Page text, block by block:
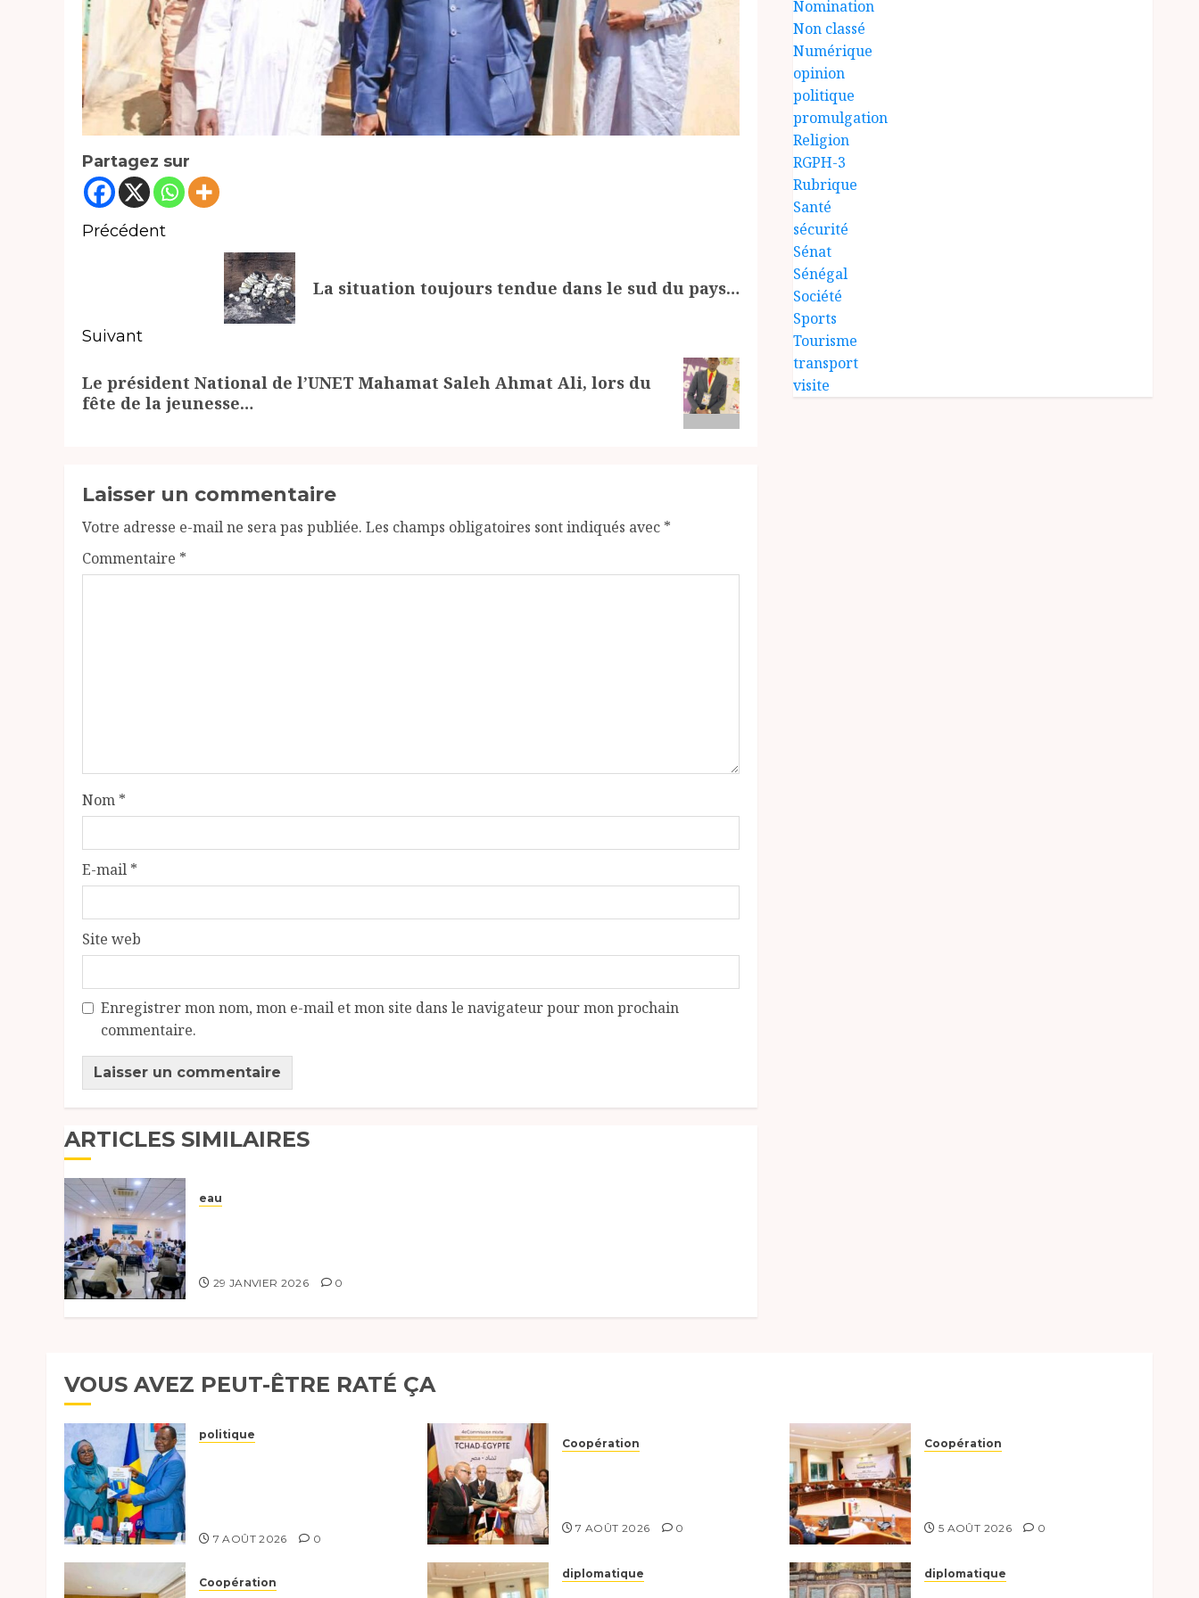
Partagez sur
Navigation
Précédent
La situation toujours tendue dans le sud du pays…
Suivant
suivant:
Le président National de l’UNET Mahamat Saleh Ahmat Ali, lors du
fête de la jeunesse…
Laisser un commentaire
Votre adresse e-mail ne sera pas publiée. Les champs obligatoires sont indiqués avec *
Commentaire *
Nom *
E-mail *
Site web
Enregistrer mon nom, mon e-mail et mon site dans le navigateur pour mon prochain
commentaire.
ARTICLES SIMILAIRES
eau
29 JANVIER 2026 0
Nomination
Non classé
Numérique
opinion
politique
promulgation
Religion
RGPH-3
Rubrique
Santé
sécurité
Sénat
Sénégal
Société
Sports
Tourisme
transport
visite
VOUS AVEZ PEUT-ÊTRE RATÉ ÇA
politique
7 AOÛT 2026 0
Coopération
7 AOÛT 2026 0
Coopération
5 AOÛT 2026 0
Coopération
diplomatique diplomatique